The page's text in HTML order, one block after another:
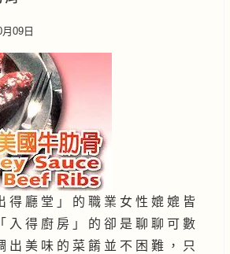
09日
得 廳 堂 」 的 職 業 女 性 媲 媲 皆
入 得 廚 房 」 的 卻 是 聊 聊 可 數
出 美 味 的 菜 餚 並 不 困 難 ， 只